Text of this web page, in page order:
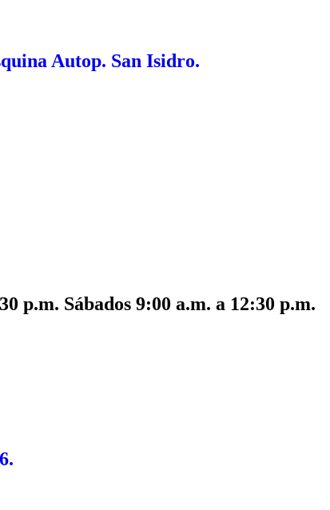
Autop. San Isidro.
p.m. Sábados 9:00 a.m. a 12:30 p.m.